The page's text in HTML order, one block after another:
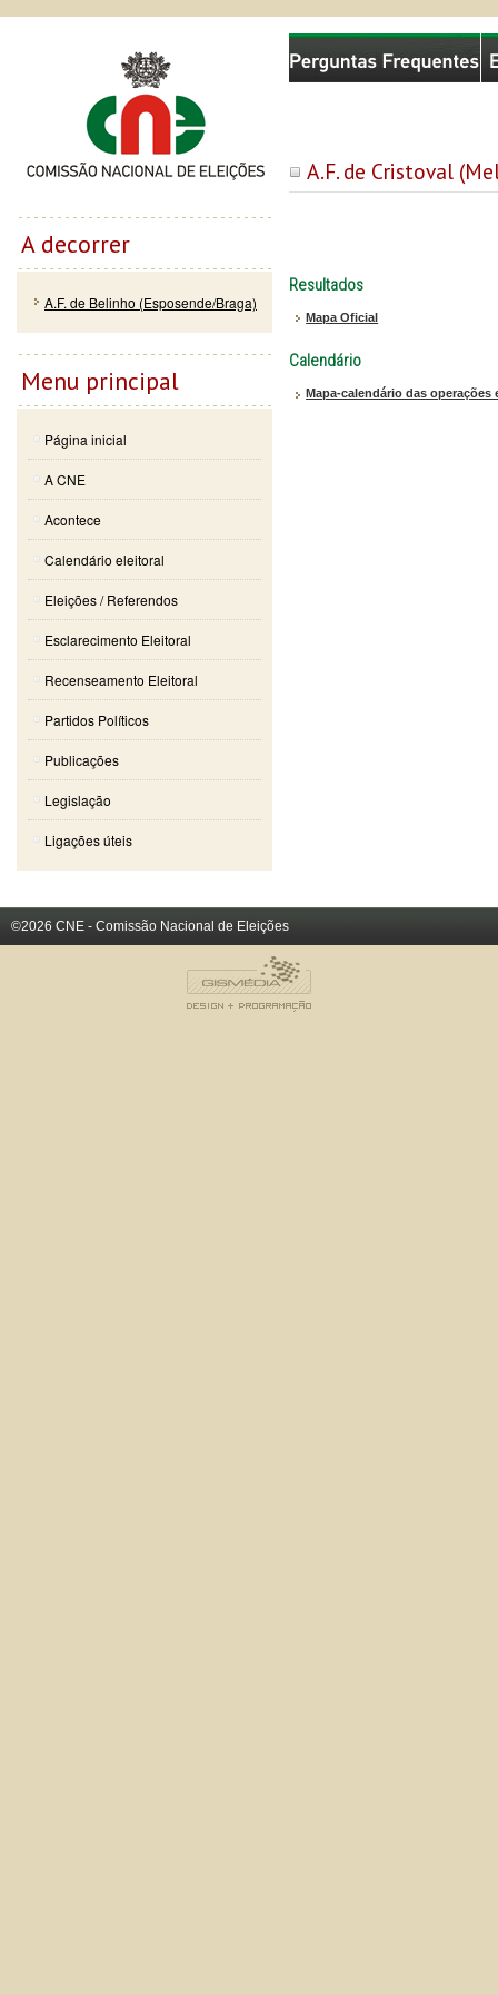
A.F. de Cristoval
Resultados
Mapa Oficial
Calendário
Mapa-calendário das operações
Comissão Nacional de Eleições
A decorrer
A.F. de Belinho (Esposende/Braga)
Menu principal
Página inicial
A CNE
Acontece
Calendário eleitoral
Eleições / Referendos
Esclarecimento Eleitoral
Recenseamento Eleitoral
Partidos Políticos
Publicações
Legislação
Ligações úteis
©2026 CNE - Comissão Nacional de Eleições